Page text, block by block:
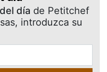
día de Petitchef
introduzca su